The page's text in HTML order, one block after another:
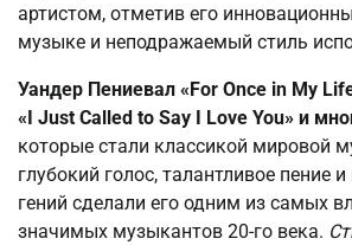
артистом, отметив его
музыке и неподражаемый стиль
Уандер Пениевал «For Once in My
«I Just Called to Say I Love You» и
которые стали классикой мировой
глубокий голос, талантливое пение
гений сделали его одним из самых
значимых музыкантов 20-го века.